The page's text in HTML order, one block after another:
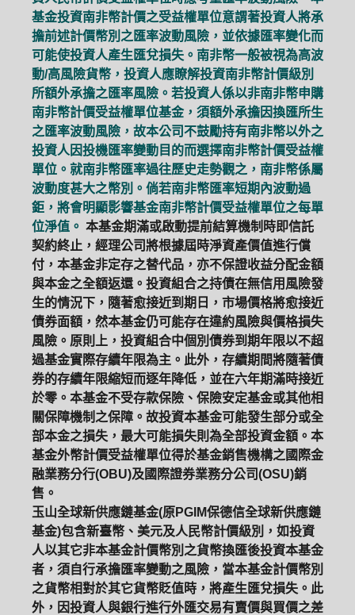
基金投資南非幣計價之受益權單位意謂著投資人將承
擔前述計價幣別之匯率波動風險，並依據匯率變化而
可能使投資人產生匯兌損失。南非幣一般被視為高波
動/高風險貨幣，投資人應瞭解投資南非幣計價級別
所額外承擔之匯率風險。若投資人係以非南非幣申購
南非幣計價受益權單位基金，須額外承擔因換匯所生
之匯率波動風險，故本公司不鼓勵持有南非幣以外之
投資人因投機匯率變動目的而選擇南非幣計價受益權
單位。就南非幣匯率過往歷史走勢觀之，南非幣係屬
波動度甚大之幣別。倘若南非幣匯率短期內波動過
鉅，將會明顯影響基金南非幣計價受益權單位之每單
位淨值。 本基金期滿或啟動提前結算機制時即信託
契約終止，經理公司將根據屆時淨資產價值進行償
付，本基金非定存之替代品，亦不保證收益分配金額
與本金之全額返還。投資組合之持債在無信用風險發
生的情況下，隨著愈接近到期日，市場價格將愈接近
債券面額，然本基金仍可能存在違約風險與價格損失
風險。原則上，投資組合中個別債券到期年限以不超
過基金實際存續年限為主。此外，存續期間將隨著債
券的存續年限縮短而逐年降低，並在六年期滿時接近
於零。本基金不受存款保險、保險安定基金或其他相
關保障機制之保障。故投資本基金可能發生部分或全
部本金之損失，最大可能損失則為全部投資金額。本
基金外幣計價受益權單位得於基金銷售機構之國際金
融業務分行(OBU)及國際證券業務分公司(OSU)銷
售。
玉山全球新供應鏈基金(原PGIM保德信全球新供應鏈
基金)包含新臺幣、美元及人民幣計價級別，如投資
人以其它非本基金計價幣別之貨幣換匯後投資本基金
者，須自行承擔匯率變動之風險，當本基金計價幣別
之貨幣相對於其它貨幣貶值時，將產生匯兌損失。此
外，因投資人與銀行進行外匯交易有賣價與買價之差